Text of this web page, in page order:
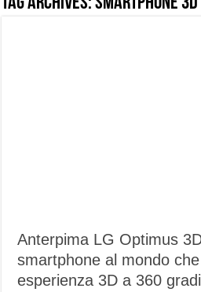
Anterpima LG Optimus
smartphone al mondo che
esperienza 3D a 360